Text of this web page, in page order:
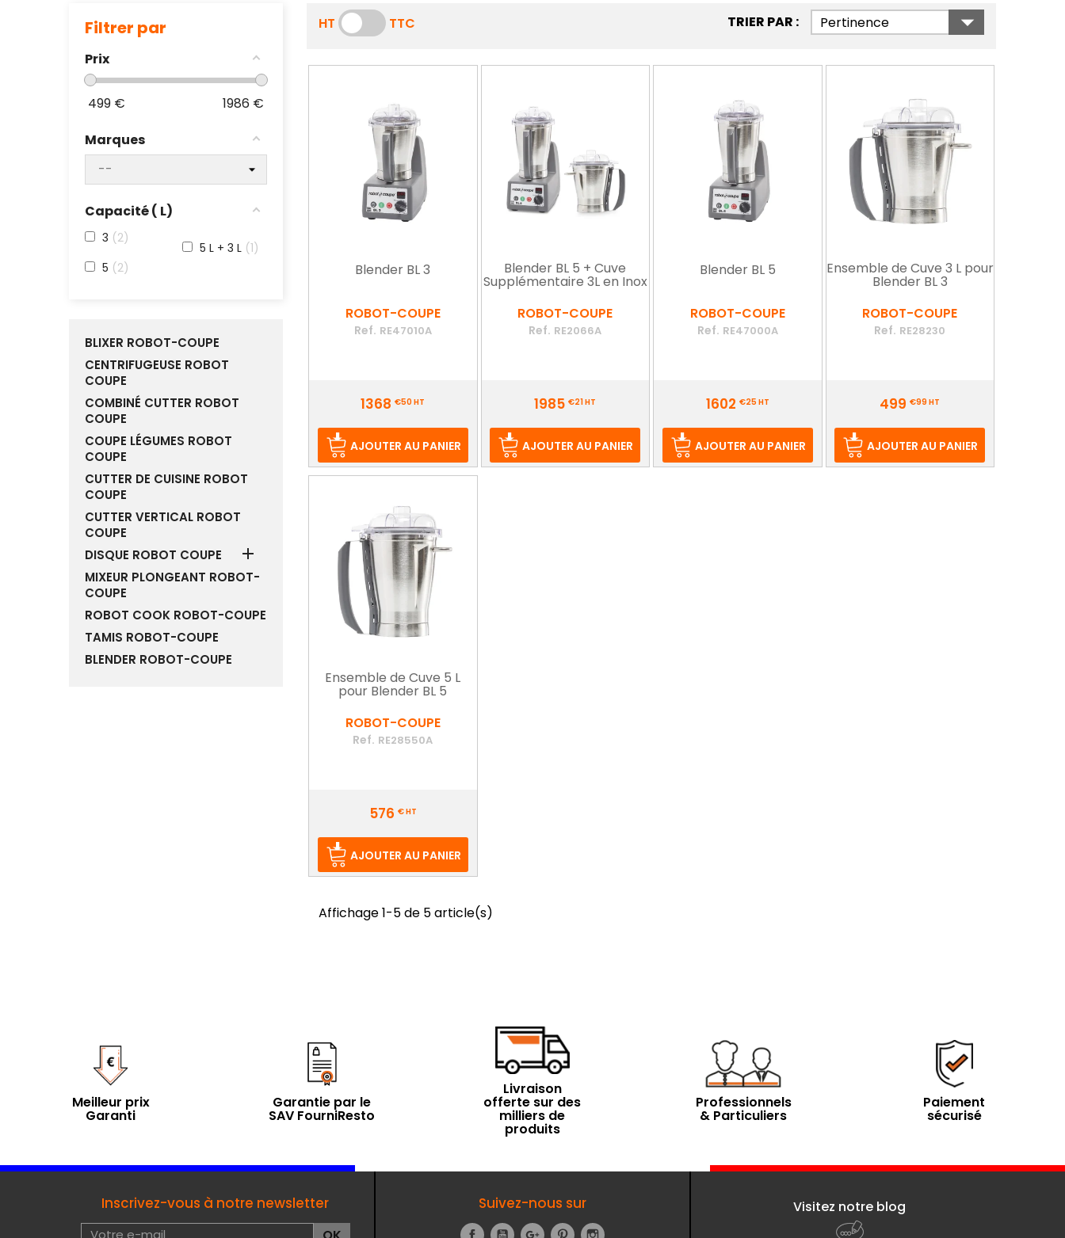
Filtrer par
Prix
499 € 1986 €
Marques
Capacité ( L)
3
2
5
2
5 L + 3 L 1
BLIXER ROBOT-COUPE
CENTRIFUGEUSE ROBOT
COUPE
COMBINÉ CUTTER ROBOT
COUPE
COUPE LÉGUMES ROBOT
COUPE
CUTTER DE CUISINE ROBOT
COUPE
CUTTER VERTICAL ROBOT
COUPE
DISQUE ROBOT COUPE

MIXEUR PLONGEANT ROBOT-
COUPE
ROBOT COOK ROBOT-COUPE
TAMIS ROBOT-COUPE
BLENDER ROBOT-COUPE
HT TTC TRIER PAR : Pertinence 
Blender BL 3
ROBOT-COUPE
Ref. RE47010A
1368€50 HT
AJOUTER AU PANIER
Blender BL 5 + Cuve
Supplémentaire 3L en Inox
ROBOT-COUPE
Ref. RE2066A
1985€21HT
AJOUTER AU PANIER
Blender BL 5
ROBOT-COUPE
Ref. RE47000A
1602 €25 HT
AJOUTER AU PANIER
Ensemble de Cuve 3 L pour
Blender BL 3
ROBOT-COUPE
Ref. RE28230
499€99 HT
AJOUTER AU PANIER
Ensemble de Cuve 5 L
pour Blender BL 5
ROBOT-COUPE
Ref. RE28550A
576 €HT
AJOUTER AU PANIER
Affichage 1-5 de 5 article(s)
Meilleur prix
Garanti
Garantie par le
SAV FourniResto
Livraison
offerte sur des
milliers de
produits
Professionnels
& Particuliers
Paiement
sécurisé
Inscrivez-vous à notre newsletter Suivez-nous sur
Facebook
YouTubeGoogle+PinterestInstagram
Visitez notre blog